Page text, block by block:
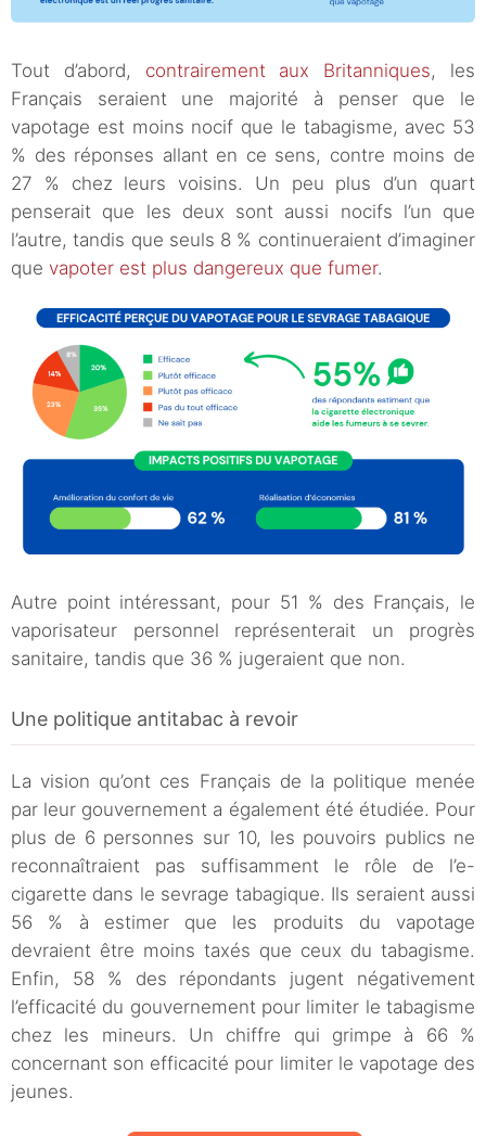
Tout d’abord, contrairement aux Britanniques, les
Français seraient une majorité à penser que le
vapotage est moins nocif que le tabagisme, avec 53
% des réponses allant en ce sens, contre moins de
27 % chez leurs voisins. Un peu plus d’un quart
penserait que les deux sont aussi nocifs l’un que
l’autre, tandis que seuls 8 % continueraient d’imaginer
que vapoter est plus dangereux que fumer.
Autre point intéressant, pour 51 % des Français, le
vaporisateur personnel représenterait un progrès
sanitaire, tandis que 36 % jugeraient que non.
Une politique antitabac à revoir
La vision qu’ont ces Français de la politique menée
par leur gouvernement a également été étudiée. Pour
plus de 6 personnes sur 10, les pouvoirs publics ne
reconnaîtraient pas suffisamment le rôle de l’e-
cigarette dans le sevrage tabagique. Ils seraient aussi
56 % à estimer que les produits du vapotage
devraient être moins taxés que ceux du tabagisme.
Enfin, 58 % des répondants jugent négativement
l’efficacité du gouvernement pour limiter le tabagisme
chez les mineurs. Un chiffre qui grimpe à 66 %
concernant son efficacité pour limiter le vapotage des
jeunes.